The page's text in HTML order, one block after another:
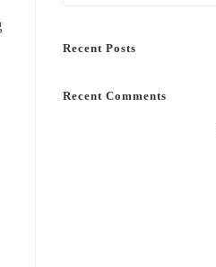
Recent Posts
Recent Comments